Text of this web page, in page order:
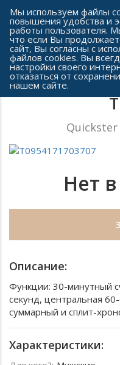
Сеть часовых
Quickster
Нет
Описание:
Функции: 30-минутный
секунд, центральная
суммарный и сплит-
Характеристики:
Мы используем файлы
повышения удобства и
работы пользователя.
что если Вы
сайт, Вы согласны с
файлов cookies. Вы
настройки своего
отказаться от
нашем сайте.